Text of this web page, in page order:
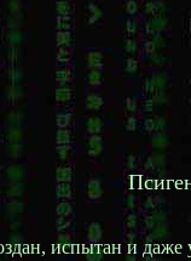
испытан и даже